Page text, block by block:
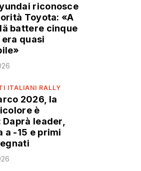
riconosce
Toyota: «A
battere cinque
era quasi
ITALIANI RALLY
2026, la
è
leader,
a -15 e primi